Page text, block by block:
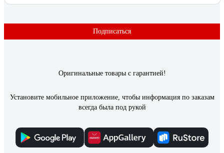
Отзыв о светильнике Elektrostandard 2194
Подписаться
Оригинальные товары с гарантией!
Установите мобильное приложение, чтобы информация по заказам
всегда была под рукой